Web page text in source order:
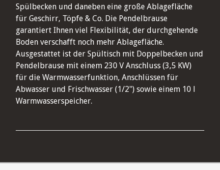
Spülbecken und daneben eine große Ablagefläche
für Geschirr, Töpfe & Co. Die Pendelbrause
garantiert Ihnen viel Flexibilität, der durchgehende
Boden verschafft noch mehr Ablagefläche.
Ausgestattet ist der Spültisch mit Doppelbecken und
Pendelbrause mit einem 230 V Anschluss (3,5 KW)
für die Warmwasserfunktion, Anschlüssen für
Abwasser und Frischwasser (1/2") sowie einem 10 l
Warmwasserspeicher.